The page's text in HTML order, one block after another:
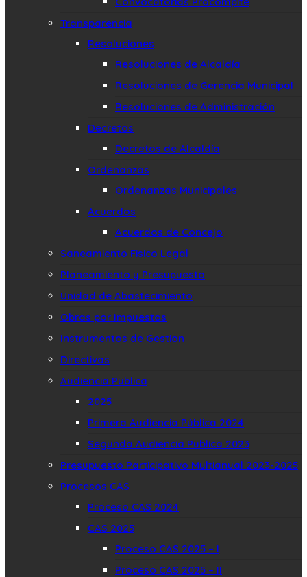
Transparencia
Resoluciones
Resoluciones de Alcaldía
Resoluciones de Gerencia Municipal
Resoluciones de Administración
Decretos
Decretos de Alcaldía
Ordenanzas
Ordenanzas Municipales
Acuerdos
Acuerdos de Concejo
Saneamiento Fisico Legal
Planeamiento y Presupuesto
Unidad de Abastecimiento
Obras por Impuestos
Instrumentos de Gestion
Directivas
Audiencia Publica
2025
Primera Audiencia Pública 2024
Segunda Audiencia Publica 2023
Presupuesto Participativo Multianual 2023-2025
Procesos CAS
Proceso CAS 2024
CAS 2025
Proceso CAS 2025 – I
Proceso CAS 2025 – II